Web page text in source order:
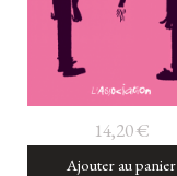
14,20€
Ajouter au panier